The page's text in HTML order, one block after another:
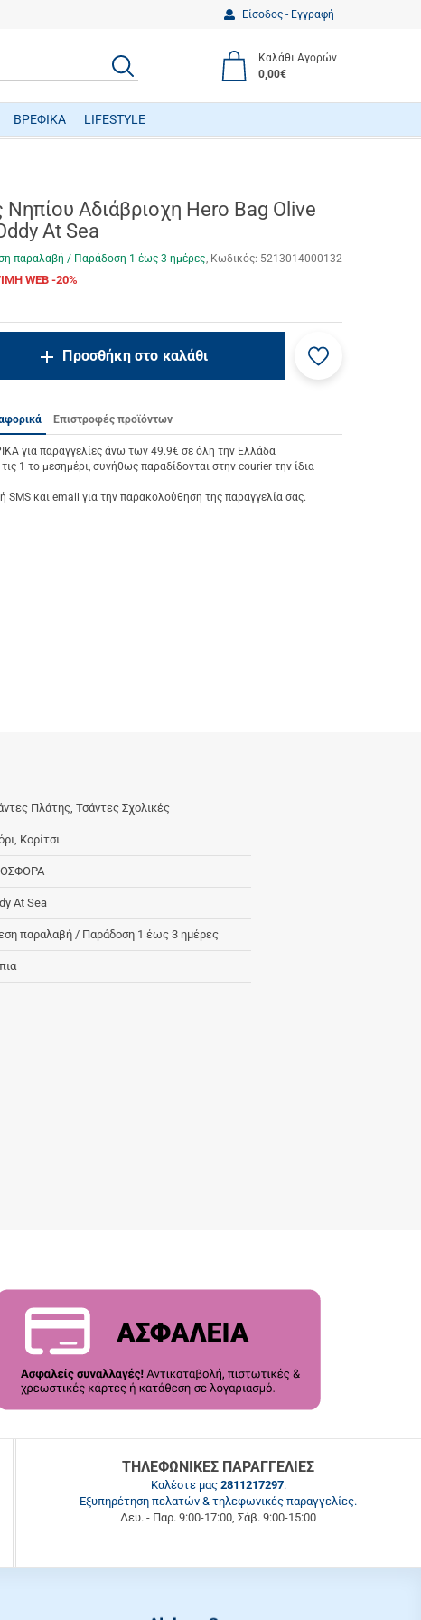
Είσοδος - Εγγραφή
ΑΝΑΖΗΤΗΣΗ
Καλάθι Αγορών
0,00€
ΒΡΕΦΙΚΑ LIFESTYLE
Αδιάβριοχη Hero Bag Olive
At Sea
παραλαβή / Παράδoση 1 έως 3 ημέρες Κωδικός: 5213014000132
WEB -20%
Προσθήκη στο καλάθι
Προσθήκη
Επιστροφές προϊόντων
για παραγγελίες άνω των 49.9€ σε όλη την Ελλάδα
1 το μεσημέρι, συνήθως παραδίδονται στην courier την ίδια
SMS και email για την παρακολούθηση της παραγγελία σας.
Πλάτης, Τσάντες Σχολικές
Κορίτσι
At Sea
παραλαβή / Παράδoση 1 έως 3 ημέρες
ΤΗΛΕΦΩΝΙΚΕΣ ΠΑΡΑΓΓΕΛΙΕΣ
Καλέστε μας 2811217297.
Εξυπηρέτηση πελατών & τηλεφωνικές παραγγελίες.
Δευ. - Παρ. 9:00-17:00, Σάβ. 9:00-15:00